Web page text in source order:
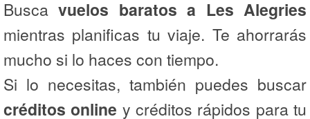
Buscavuelos baratos a Les Alegries
mientras planificas tu viaje. Te ahorrarás
mucho si lo haces con tiempo.
Si lo necesitas, también puedes buscar
créditos online y créditos rápidos para tu